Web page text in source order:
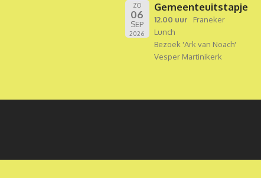
ZO
06
SEP
2026
Gemeenteuitstapje
12.00 uur
Franeker
Lunch
Bezoek 'Ark van Noach'
Vesper Martinikerk